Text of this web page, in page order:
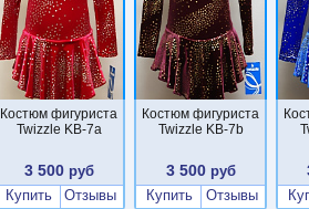
Костюм фигуриста
Twizzle KB-7a
3 500 руб
Купить
Отзывы
Костюм фигуриста
Twizzle KB-7b
3 500руб
Купить
Отзывы